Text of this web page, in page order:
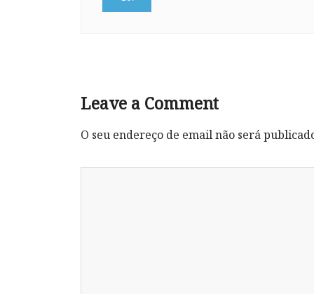
Leave a Comment
O seu endereço de email não será